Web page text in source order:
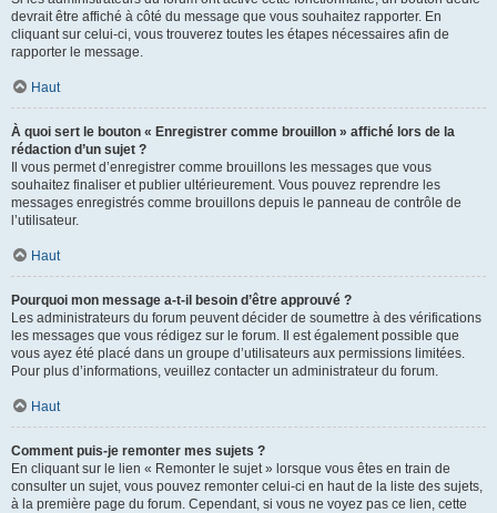
devrait être affiché à côté du message que vous souhaitez rapporter. En
cliquant sur celui-ci, vous trouverez toutes les étapes nécessaires afin de
rapporter le message.
Haut
À quoi sert le bouton « Enregistrer comme brouillon » affiché lors de la
rédaction d’un sujet ?
Il vous permet d’enregistrer comme brouillons les messages que vous
souhaitez finaliser et publier ultérieurement. Vous pouvez reprendre les
messages enregistrés comme brouillons depuis le panneau de contrôle de
l’utilisateur.
Haut
Pourquoi mon message a-t-il besoin d’être approuvé ?
Les administrateurs du forum peuvent décider de soumettre à des vérifications
les messages que vous rédigez sur le forum. Il est également possible que
vous ayez été placé dans un groupe d’utilisateurs aux permissions limitées.
Pour plus d’informations, veuillez contacter un administrateur du forum.
Haut
Comment puis-je remonter mes sujets ?
En cliquant sur le lien « Remonter le sujet » lorsque vous êtes en train de
consulter un sujet, vous pouvez remonter celui-ci en haut de la liste des sujets,
à la première page du forum. Cependant, si vous ne voyez pas ce lien, cette